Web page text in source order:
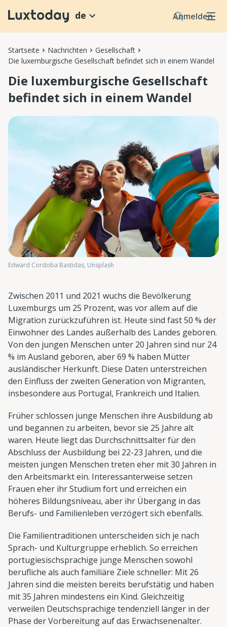
Anmelden
de
Startseite Nachrichten
Gesellschaft
Die luxemburgische Gesellschaft befindet sich in einem Wandel
Die luxemburgische Gesellschaft
befindet sich in einem Wandel
Edward Cordoba Bastidas, Unsplash
Zwischen 2011 und 2021 wuchs die Bevölkerung
Luxemburgs um 25 Prozent, was vor allem auf die
Migration zurückzuführen ist. Heute sind fast 50 % der
Einwohner des Landes außerhalb des Landes geboren.
Von den jungen Menschen unter 20 Jahren sind nur 24
% im Ausland geboren, aber 69 % haben Mütter
ausländischer Herkunft. Diese Daten unterstreichen
den Einfluss der zweiten Generation von Migranten,
insbesondere aus Portugal, Frankreich und Italien.
Früher schlossen junge Menschen ihre Ausbildung ab
und begannen zu arbeiten, bevor sie 25 Jahre alt
waren. Heute liegt das Durchschnittsalter für den
Abschluss der Ausbildung bei 22-23 Jahren, und die
meisten jungen Menschen treten eher mit 30 Jahren in
den Arbeitsmarkt ein. Interessanterweise setzen
Frauen eher ihr Studium fort und erreichen ein
höheres Bildungsniveau, aber ihr Übergang in das
Berufs- und Familienleben verzögert sich ebenfalls.
Die Familientraditionen unterscheiden sich je nach
Sprach- und Kulturgruppe erheblich. So erreichen
portugiesischsprachige junge Menschen sowohl
berufliche als auch familiäre Ziele schneller: Mit 26
Jahren sind die meisten bereits berufstätig und haben
mit 35 Jahren mindestens ein Kind. Gleichzeitig
verweilen Deutschsprachige tendenziell länger in der
Phase der Vorbereitung auf das Erwachsenenalter.